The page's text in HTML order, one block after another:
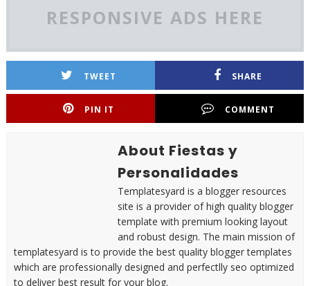
RESPONSIVE ADS HERE
TWEET SHARE
PIN IT COMMENT
About Fiestas y
Personalidades
Templatesyard is a blogger resources
site is a provider of high quality blogger
template with premium looking layout
and robust design. The main mission of
templatesyard is to provide the best quality blogger templates
which are professionally designed and perfectlly seo optimized
to deliver best result for your blog.